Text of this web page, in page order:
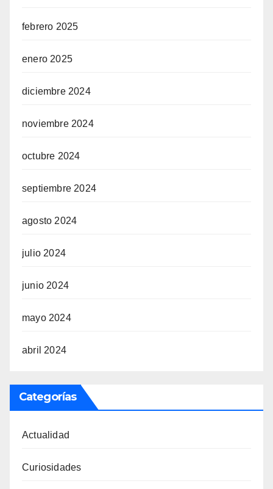
febrero 2025
enero 2025
diciembre 2024
noviembre 2024
octubre 2024
septiembre 2024
agosto 2024
julio 2024
junio 2024
mayo 2024
abril 2024
Categorías
Actualidad
Curiosidades